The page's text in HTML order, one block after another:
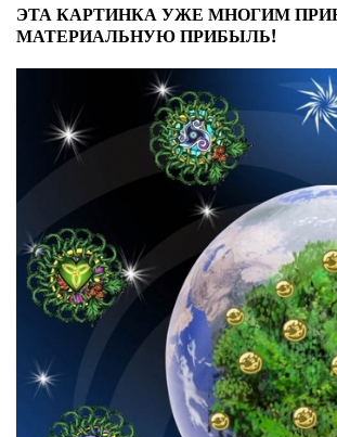
ЭТА КАРТИНКА УЖЕ МНОГИМ
МАТЕРИАЛЬНУЮ ПРИБЫЛЬ!